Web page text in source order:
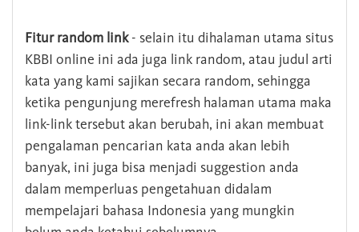
Fitur random link- selain itu dihalaman utama situs
KBBI online ini ada juga link random, atau judul arti
kata yang kami sajikan secara random, sehingga
ketika pengunjung merefresh halaman utama maka
link-link tersebut akan berubah, ini akan membuat
pengalaman pencarian kata anda akan lebih
banyak, ini juga bisa menjadi suggestion anda
dalam memperluas pengetahuan didalam
mempelajari bahasa Indonesia yang mungkin